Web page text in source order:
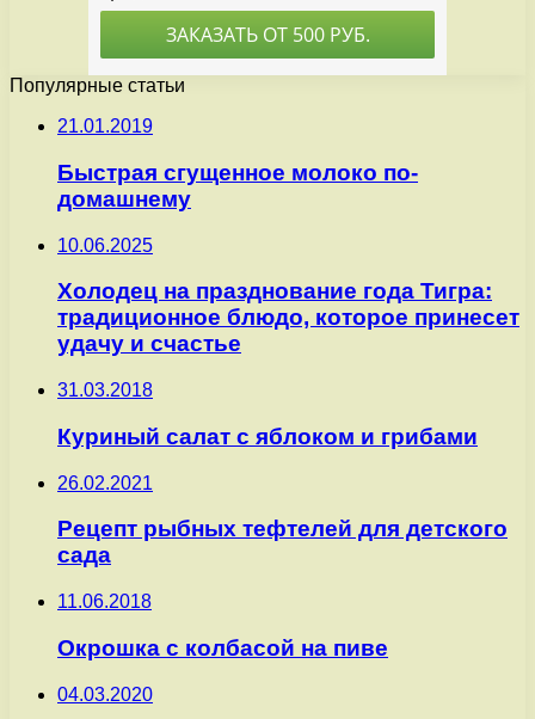
Популярные статьи
21.01.2019
Быстрая сгущенное молоко по-
домашнему
10.06.2025
Холодец на празднование года Тигра:
традиционное блюдо, которое принесет
удачу и счастье
31.03.2018
Куриный салат с яблоком и грибами
26.02.2021
Рецепт рыбных тефтелей для детского
сада
11.06.2018
Окрошка с колбасой на пиве
04.03.2020